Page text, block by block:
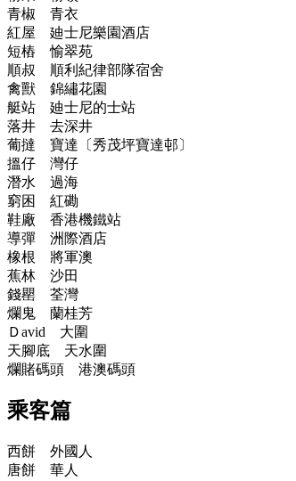
青椒 青衣
紅屋 廸士尼樂園酒店
短樁 愉翠苑
順叔 順利紀律部隊宿舍
禽獸 錦繡花園
艇站 廸士尼的士站
落井 去深井
葡撻 寶達〔秀茂坪寶達邨〕
搵仔 灣仔
潛水 過海
窮困 紅磡
鞋廠 香港機鐵站
導彈 洲際酒店
橡根 將軍澳
蕉林 沙田
錢罌 荃灣
爛鬼 蘭桂芳
Ｄavid 大圍
天腳底 天水圍
爛賭碼頭 港澳碼頭
乘客篇
西餅 外國人
唐餅 華人